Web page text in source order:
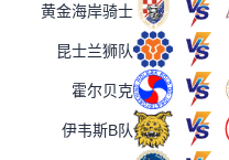
黄金海岸骑士
昆士兰狮队
霍尔贝克
伊韦斯B队